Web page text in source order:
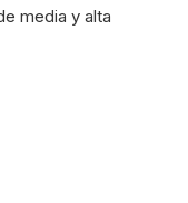
media y alta